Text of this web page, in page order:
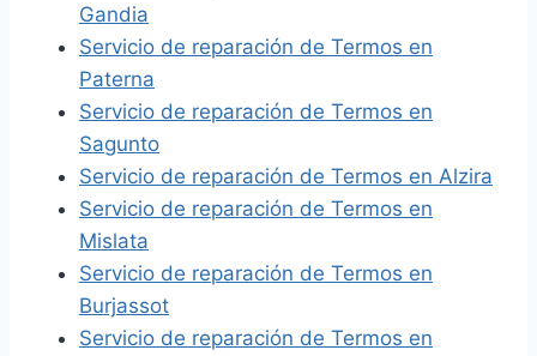
Gandia
Servicio de reparación de Termos en
Paterna
Servicio de reparación de Termos en
Sagunto
Servicio de reparación de Termos en Alzira
Servicio de reparación de Termos en
Mislata
Servicio de reparación de Termos en
Burjassot
Servicio de reparación de Termos en